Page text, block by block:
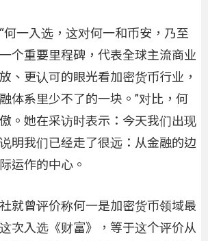
何一入选，这对何一和币安，乃至
个重要里程碑，代表全球主流商业
、更认可的眼光看加密货币行业，
体系里少不了的一块。”对比，何
。她在采访时表示：今天我们出现
明我们已经走了很远：从金融的边
运作的中心。
就曾评价称何一是加密货币领域最
次入选《财富》，等于这个评价从